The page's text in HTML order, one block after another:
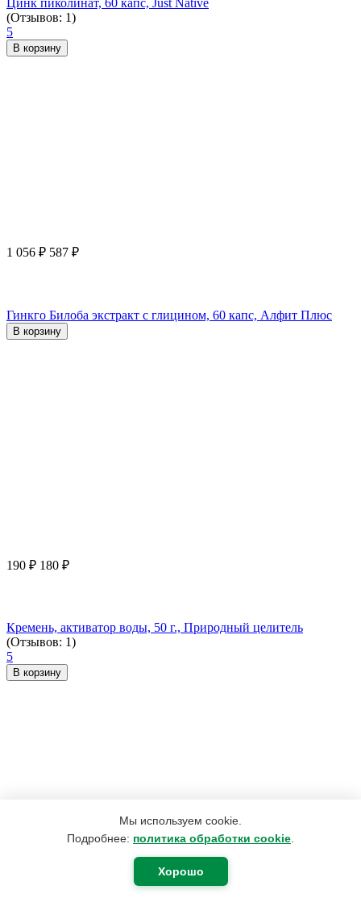
Мы используем cookie.
Подробнее: политика обработки cookie
Хорошо
(Отзывов: 1)
5
В корзину
1 056 ₽ 587 ₽
Гинкго Билоба экстракт с глицином, 60 капс, Алфит Плюс
В корзину
190 ₽ 180 ₽
Кремень, активатор воды, 50 г., Природный целитель
(Отзывов: 1)
5
В корзину